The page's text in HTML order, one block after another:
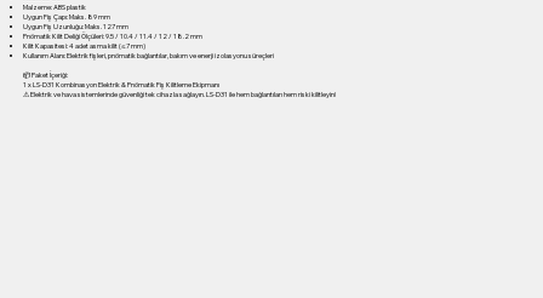
Malzeme: ABS plastik
Uygun Fiş Çapı: Maks. 89 mm
Uygun Fiş Uzunluğu: Maks. 127 mm
Pnömatik Kilit Deliği Ölçüleri: 9.5 / 10.4 / 11.4 / 12 / 18.2 mm
Kilit Kapasitesi: 4 adet asma kilit (≤7 mm)
Kullanım Alanı: Elektrik fişleri, pnömatik bağlantılar, bakım ve enerji izolasyonu süreçleri
📦 Paket İçeriği:
1 x LS-D31 Kombinasyon Elektrik & Pnömatik Fiş Kilitleme Ekipmanı
⚠ Elektrik ve hava sistemlerinde güvenliği tek cihazla sağlayın. LS-D31 ile hem bağlantıları hem riski kilitleyin!